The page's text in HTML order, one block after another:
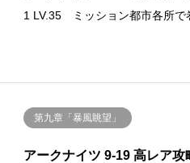
1 LV.35 ミッション都市各所で
第九章「暴風眺望」
アークナイツ 9-19 高レア攻